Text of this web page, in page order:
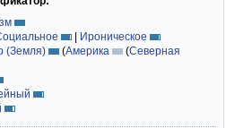
| Ироническое
(Земля) (Америка (Северная